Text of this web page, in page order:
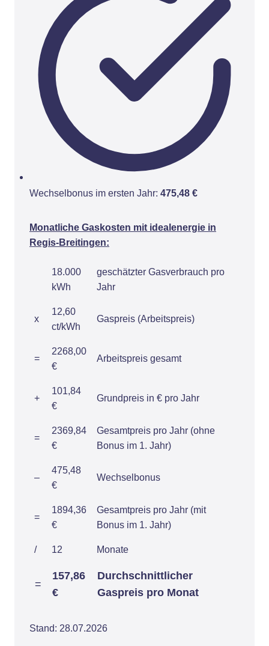
Wechselbonus im ersten Jahr: 475,48 €
Monatliche Gaskosten mit idealenergie in
Regis-Breitingen:
18.000
kWh
geschätzter Gasverbrauch pro
Jahr
x
12,60
ct/kWh
Gaspreis (Arbeitspreis)
=
2268,00
€
Arbeitspreis gesamt
+
101,84
€
Grundpreis in € pro Jahr
=
2369,84
€
Gesamtpreis pro Jahr (ohne
Bonus im 1. Jahr)
–
475,48
€
Wechselbonus
=
1894,36
€
Gesamtpreis pro Jahr (mit
Bonus im 1. Jahr)
/ 12 Monate
=
157,86
€
Durchschnittlicher
Gaspreis pro Monat
Stand: 28.07.2026